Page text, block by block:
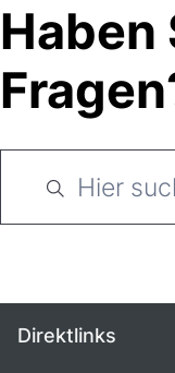
Haben
Direktlinks